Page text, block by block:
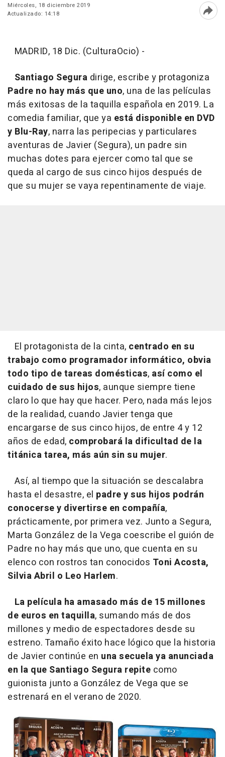
Miércoles, 18 diciembre 2019
Actualizado: 14:18
MADRID, 18 Dic. (CulturaOcio) -
Santiago Segura dirige, escribe y protagoniza
Padre no hay más que uno, una de las películas
más exitosas de la taquilla española en 2019. La
comedia familiar, que ya está disponible en DVD
y Blu-Ray, narra las peripecias y particulares
aventuras de Javier (Segura), un padre sin
muchas dotes para ejercer como tal que se
queda al cargo de sus cinco hijos después de
que su mujer se vaya repentinamente de viaje.
El protagonista de la cinta, centrado en su
trabajo como programador informático, obvia
todo tipo de tareas domésticas, así como el
cuidado de sus hijos, aunque siempre tiene
claro lo que hay que hacer. Pero, nada más lejos
de la realidad, cuando Javier tenga que
encargarse de sus cinco hijos, de entre 4 y 12
años de edad, comprobará la dificultad de la
titánica tarea, más aún sin su mujer.
Así, al tiempo que la situación se descalabra
hasta el desastre, el padre y sus hijos podrán
conocerse y divertirse en compañía,
prácticamente, por primera vez. Junto a Segura,
Marta González de la Vega coescribe el guión de
Padre no hay más que uno, que cuenta en su
elenco con rostros tan conocidos Toni Acosta,
Silvia Abril o Leo Harlem.
La película ha amasado más de 15 millones
de euros en taquilla, sumando más de dos
millones y medio de espectadores desde su
estreno. Tamaño éxito hace lógico que la historia
de Javier continúe en una secuela ya anunciada
en la que Santiago Segura repite como
guionista junto a González de Vega que se
estrenará en el verano de 2020.